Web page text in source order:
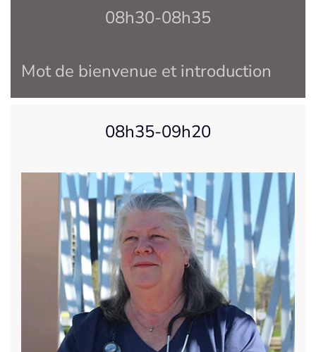
08h30-08h35
Mot de bienvenue et introduction
08h35-09h20